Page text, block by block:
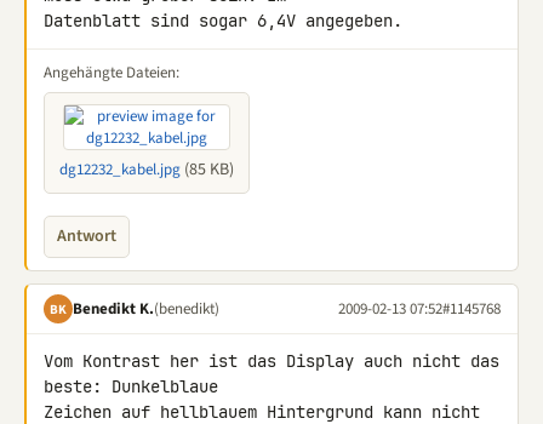
Datenblatt sind sogar 6,4V angegeben.
Angehängte Dateien:
dg12232_kabel.jpg (85 KB)
Antwort
BK Benedikt K.(benedikt) 2009-02-13 07:52#1145768
Vom Kontrast her ist das Display auch nicht das
beste: Dunkelblaue
Zeichen auf hellblauem Hintergrund kann nicht